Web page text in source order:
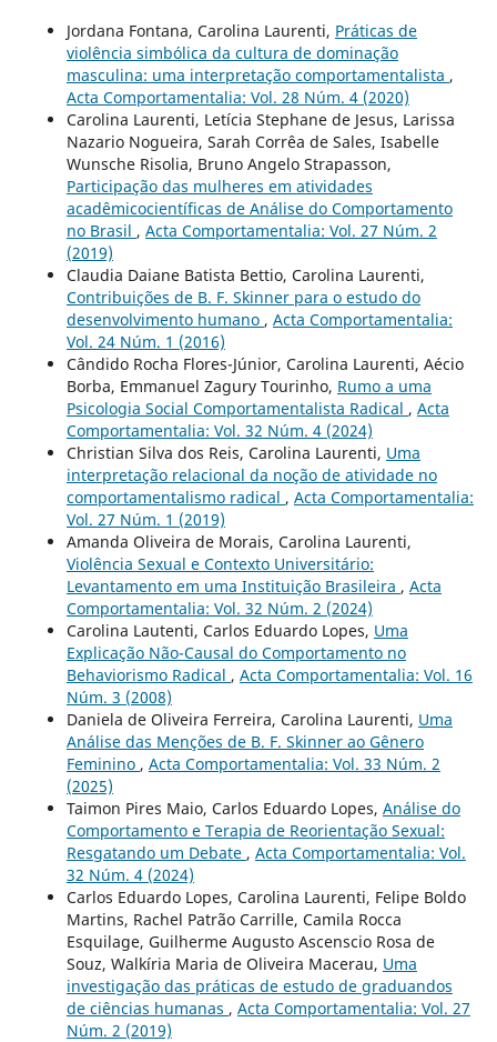
Jordana Fontana, Carolina Laurenti, Práticas de
violência simbólica da cultura de dominação
masculina: uma interpretação comportamentalista ,
Acta Comportamentalia: Vol. 28 Núm. 4 (2020)
Carolina Laurenti, Letícia Stephane de Jesus, Larissa
Nazario Nogueira, Sarah Corrêa de Sales, Isabelle
Wunsche Risolia, Bruno Angelo Strapasson,
Participação das mulheres em atividades
acadêmicocientíficas de Análise do Comportamento
no Brasil , Acta Comportamentalia: Vol. 27 Núm. 2
(2019)
Claudia Daiane Batista Bettio, Carolina Laurenti,
Contribuições de B. F. Skinner para o estudo do
desenvolvimento humano , Acta Comportamentalia:
Vol. 24 Núm. 1 (2016)
Cândido Rocha Flores-Júnior, Carolina Laurenti, Aécio
Borba, Emmanuel Zagury Tourinho, Rumo a uma
Psicologia Social Comportamentalista Radical , Acta
Comportamentalia: Vol. 32 Núm. 4 (2024)
Christian Silva dos Reis, Carolina Laurenti, Uma
interpretação relacional da noção de atividade no
comportamentalismo radical , Acta Comportamentalia:
Vol. 27 Núm. 1 (2019)
Amanda Oliveira de Morais, Carolina Laurenti,
Violência Sexual e Contexto Universitário:
Levantamento em uma Instituição Brasileira , Acta
Comportamentalia: Vol. 32 Núm. 2 (2024)
Carolina Lautenti, Carlos Eduardo Lopes, Uma
Explicação Não-Causal do Comportamento no
Behaviorismo Radical , Acta Comportamentalia: Vol. 16
Núm. 3 (2008)
Daniela de Oliveira Ferreira, Carolina Laurenti, Uma
Análise das Menções de B. F. Skinner ao Gênero
Feminino , Acta Comportamentalia: Vol. 33 Núm. 2
(2025)
Taimon Pires Maio, Carlos Eduardo Lopes, Análise do
Comportamento e Terapia de Reorientação Sexual:
Resgatando um Debate , Acta Comportamentalia: Vol.
32 Núm. 4 (2024)
Carlos Eduardo Lopes, Carolina Laurenti, Felipe Boldo
Martins, Rachel Patrão Carrille, Camila Rocca
Esquilage, Guilherme Augusto Ascenscio Rosa de
Souz, Walkíria Maria de Oliveira Macerau, Uma
investigação das práticas de estudo de graduandos
de ciências humanas , Acta Comportamentalia: Vol. 27
Núm. 2 (2019)